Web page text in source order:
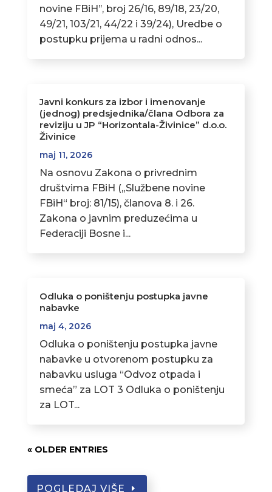
novine FBiH’’, broj 26/16, 89/18, 23/20,
49/21, 103/21, 44/22 i 39/24), Uredbe o
postupku prijema u radni odnos...
Javni konkurs za izbor i imenovanje
(jednog) predsjednika/člana Odbora za
reviziju u JP “Horizontala-Živinice” d.o.o.
Živinice
maj 11, 2026
Na osnovu Zakona o privrednim
društvima FBiH („Službene novine
FBiH“ broj: 81/15), članova 8. i 26.
Zakona o javnim preduzećima u
Federaciji Bosne i...
Odluka o poništenju postupka javne
nabavke
maj 4, 2026
Odluka o poništenju postupka javne
nabavke u otvorenom postupku za
nabavku usluga “Odvoz otpada i
smeća” za LOT 3 Odluka o poništenju
za LOT...
« OLDER ENTRIES
POGLEDAJ VIŠE